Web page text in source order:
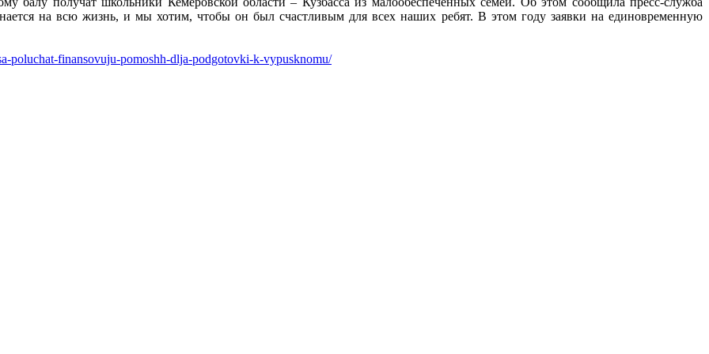
на всю жизнь, и мы хотим, чтобы он был счастливым для всех наших ребят. В этом году заявки на единовременную
poluchat-finansovuju-pomoshh-dlja-podgotovki-k-vypusknomu/